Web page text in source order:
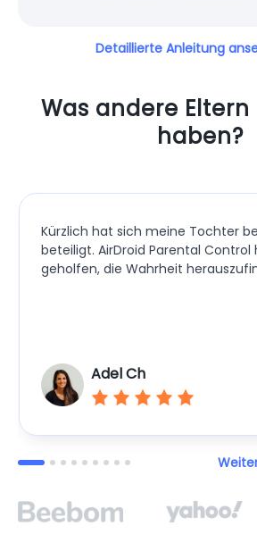
Detaillierte Anleitung
Was andere Eltern
haben?
Kürzlich hat sich meine Tochter
beteiligt. AirDroid Parental Control
geholfen, die Wahrheit
Adel Ch